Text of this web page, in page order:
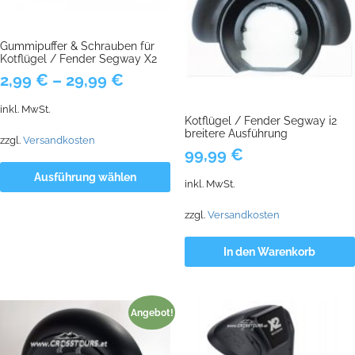
Gummipuffer & Schrauben für
Kotflügel / Fender Segway X2
2,99 € – 29,99 €
inkl. MwSt.
zzgl. Versandkosten
Ausführung wählen
Kotflügel / Fender Segway i2
breitere Ausführung
99,99 €
inkl. MwSt.
zzgl. Versandkosten
In den Warenkorb
Angebot!